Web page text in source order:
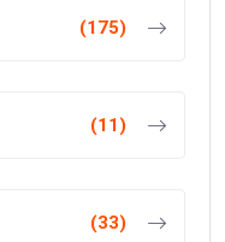
(175)
(11)
(33)